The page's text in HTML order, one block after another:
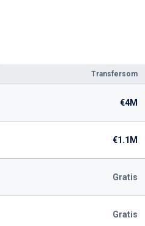
Transfersom
€4M
€1.1M
Gratis
Gratis